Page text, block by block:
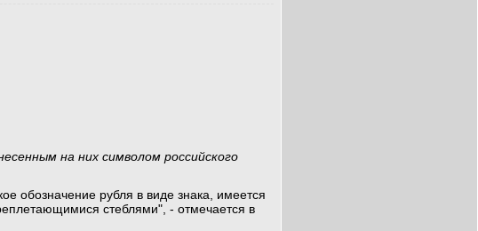
на них символом российского
обозначение рубля в виде знака, имеется
стеблями", - отмечается в